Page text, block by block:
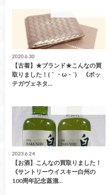
2020.6.30
【古着】★ブランド★こんなの買
取りました！(｀・ω・´)ゞ《ボッ
テガヴェネタ…
2023.6.24
【お酒】こんなの買取りました！
《サントリーウイスキー白州の
100周年記念蒸溜…